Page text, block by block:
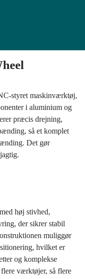
styret maskinværktøj,
i aluminium og
præcis drejning,
så et komplet
Det gør
høj stivhed,
der sikrer stabil
muliggør
hvilket er
og komplekse
værktøjer, så flere